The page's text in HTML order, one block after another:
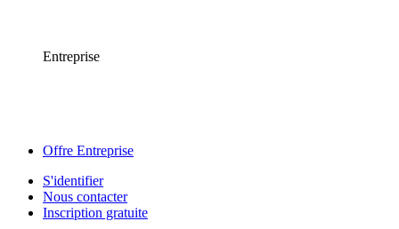
Entreprise
Offre Entreprise
S'identifier
Nous contacter
Inscription gratuite